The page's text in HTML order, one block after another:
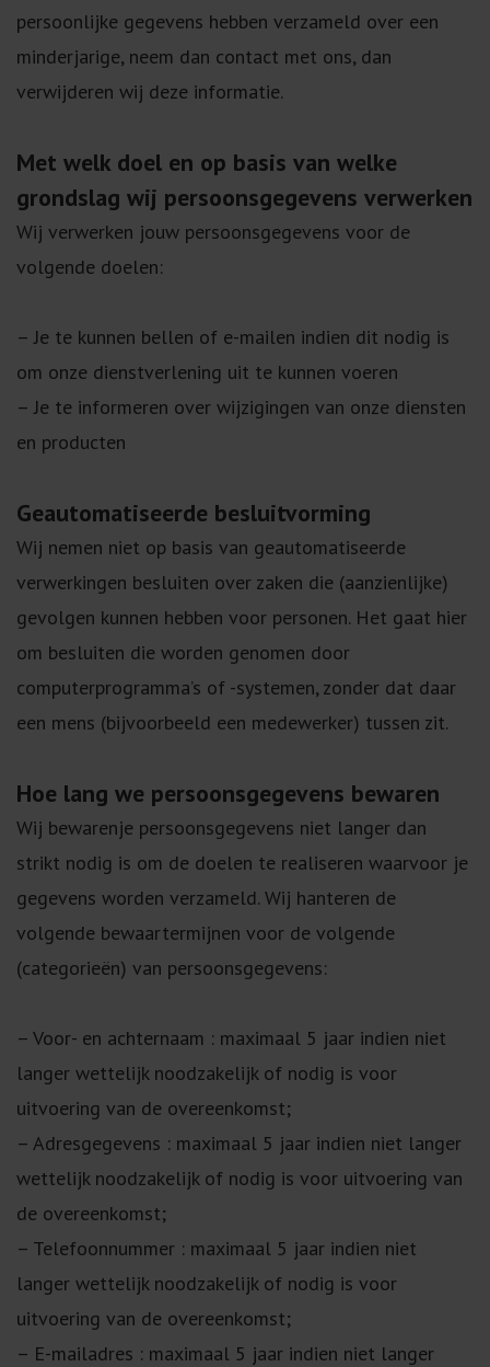
persoonlijke gegevens hebben verzameld over een
minderjarige, neem dan contact met ons, dan
verwijderen wij deze informatie.
Met welk doel en op basis van welke
grondslag wij persoonsgegevens verwerken
Wij verwerken jouw persoonsgegevens voor de
volgende doelen:
– Je te kunnen bellen of e-mailen indien dit nodig is
om onze dienstverlening uit te kunnen voeren
– Je te informeren over wijzigingen van onze diensten
en producten
Geautomatiseerde besluitvorming
Wij nemen niet op basis van geautomatiseerde
verwerkingen besluiten over zaken die (aanzienlijke)
gevolgen kunnen hebben voor personen. Het gaat hier
om besluiten die worden genomen door
computerprogramma’s of -systemen, zonder dat daar
een mens (bijvoorbeeld een medewerker) tussen zit.
Hoe lang we persoonsgegevens bewaren
Wij bewarenje persoonsgegevens niet langer dan
strikt nodig is om de doelen te realiseren waarvoor je
gegevens worden verzameld. Wij hanteren de
volgende bewaartermijnen voor de volgende
(categorieën) van persoonsgegevens:
– Voor- en achternaam : maximaal 5 jaar indien niet
langer wettelijk noodzakelijk of nodig is voor
uitvoering van de overeenkomst;
– Adresgegevens : maximaal 5 jaar indien niet langer
wettelijk noodzakelijk of nodig is voor uitvoering van
de overeenkomst;
– Telefoonnummer : maximaal 5 jaar indien niet
langer wettelijk noodzakelijk of nodig is voor
uitvoering van de overeenkomst;
– E-mailadres : maximaal 5 jaar indien niet langer